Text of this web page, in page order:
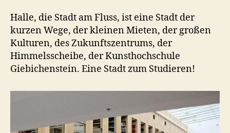
Halle, die Stadt am Fluss, ist eine Stadt der
kurzen Wege, der kleinen Mieten, der großen
Kulturen, des Zukunftszentrums, der
Himmelsscheibe, der Kunsthochschule
Giebichenstein. Eine Stadt zum Studieren!